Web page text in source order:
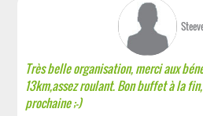
Très belle organisation, merci aux
13km,assez roulant. Bon buffet à la
prochaine ;-)